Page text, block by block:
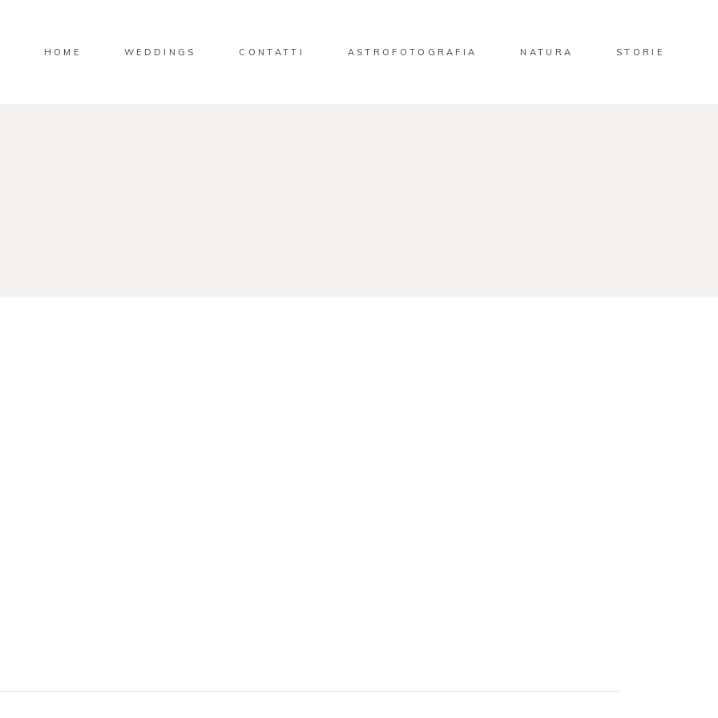
HOME WEDDINGS CONTATTI ASTROFOTOGRAFIA NATURA STORIE